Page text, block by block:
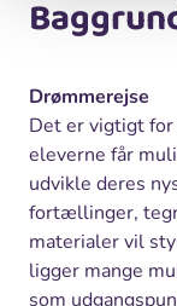
Drømmerejse
Det er vigtigt
eleverne får
udvikle deres
fortællinger,
materialer vil
ligger mange
som